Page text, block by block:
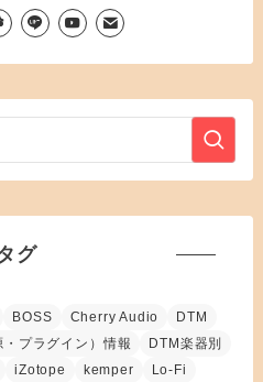
グ
BOSS Cherry Audio
DTM
プラグイン）情報
DTM楽器別
iZotope kemper
Lo-Fi